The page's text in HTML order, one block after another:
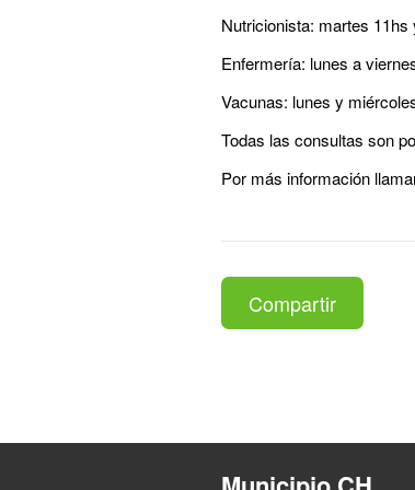
Nutricionista: martes 11hs
Enfermería: lunes a
Vacunas: lunes y
Todas las consultas son
Por más información
Compartir